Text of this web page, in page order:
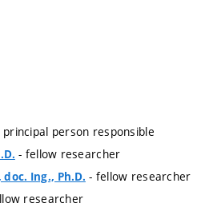
principal person responsible
- fellow researcher
Ing., Ph.D. - fellow researcher
researcher